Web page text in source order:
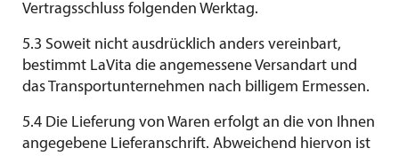
Vertragsschluss folgenden Werktag.
5.3 Soweit nicht ausdrücklich anders vereinbart,
bestimmt LaVita die angemessene Versandart und
das Transportunternehmen nach billigem Ermessen.
5.4 Die Lieferung von Waren erfolgt an die von Ihnen
angegebene Lieferanschrift. Abweichend hiervon ist